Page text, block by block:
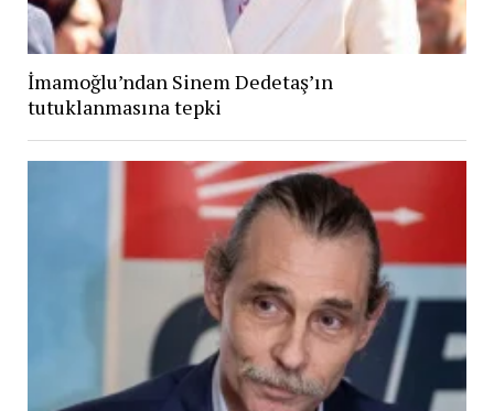
İmamoğlu’ndan Sinem Dedetaş’ın
tutuklanmasına tepki